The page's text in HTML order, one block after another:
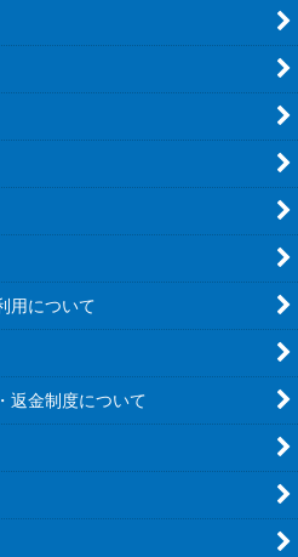
用について
返金制度について